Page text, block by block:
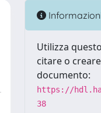
Utilizza
citare o
documento:
https://
38